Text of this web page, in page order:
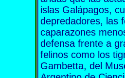
islas Galápagos,
depredadores, las
caparazones
defensa frente a
felinos como los
Gambetta, del